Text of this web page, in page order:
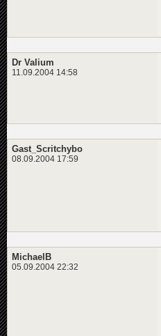
Dr Valium
11.09.2004 14:58
Gast_Scritchybo
08.09.2004 17:59
MichaelB
05.09.2004 22:32